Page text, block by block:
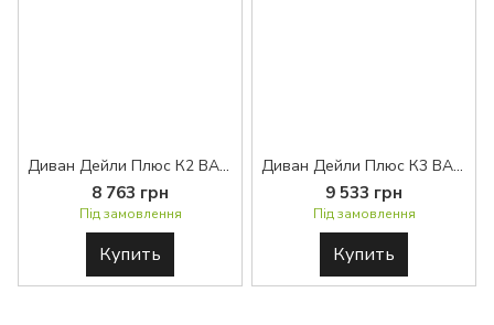
Диван Дейли Плюс К2 BASE™
8 763 грн
Під замовлення
Купить
Диван Дейли Плюс К3 BASE™
9 533 грн
Під замовлення
Купить